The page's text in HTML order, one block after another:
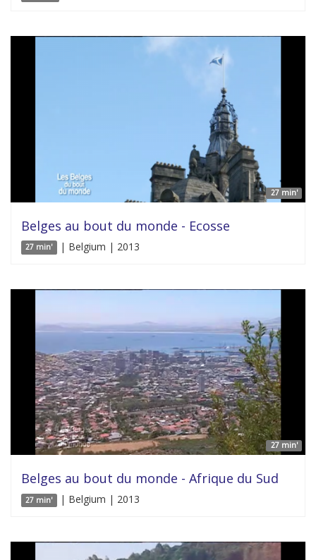
27 min'
Belges au bout du monde - Ecosse
27 min' | Belgium | 2013
27 min'
Belges au bout du monde - Afrique du Sud
27 min' | Belgium | 2013